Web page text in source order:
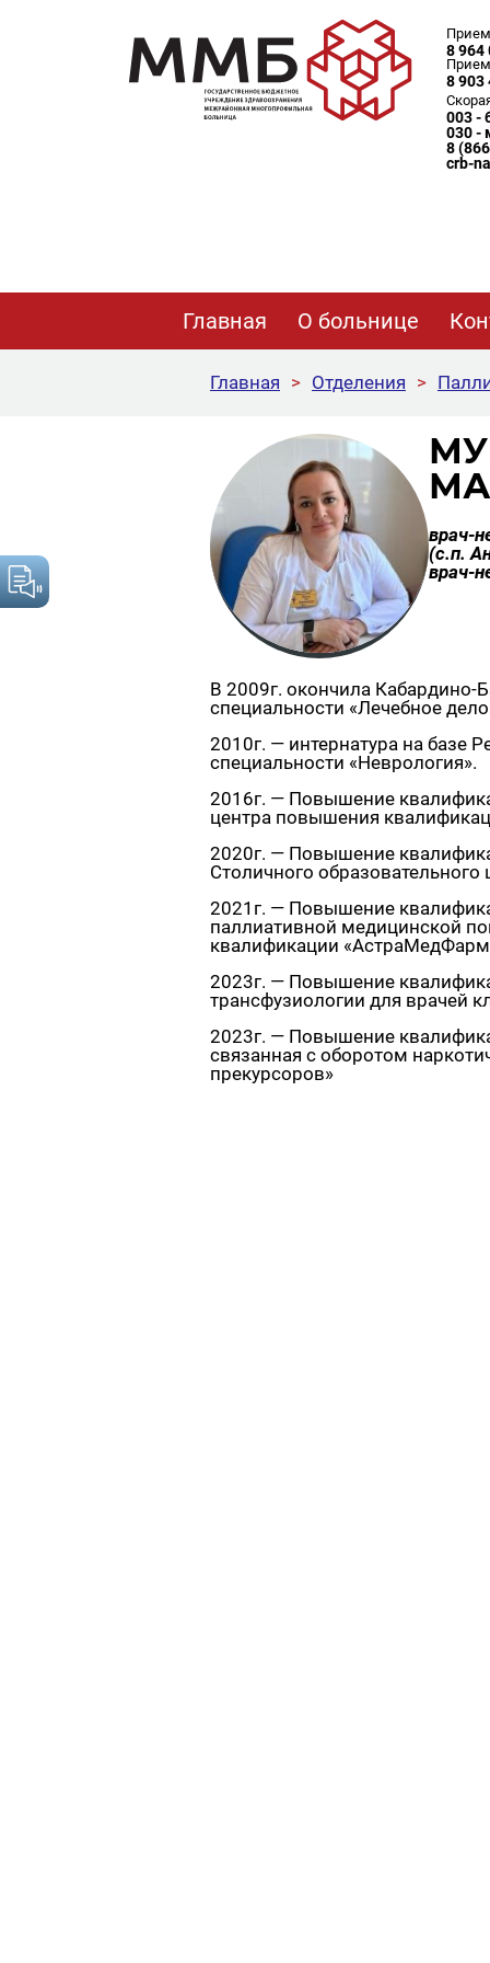
8 964
8 903
003 -
030 -
8
crb-
Главная О больнице
Главная > Отделения >
врач-
(с.п.
врач-
В 2009г. окончила Кабардино-
специальности «Лечебное
2010г. — интернатура на базе
специальности «Неврология».
2016г. — Повышение
центра повышения
2020г. — Повышение
Столичного образовательного
2021г. — Повышение
паллиативной медицинской
квалификации
2023г. — Повышение
трансфузиологии для врачей
2023г. — Повышение
связанная с оборотом
прекурсоров»